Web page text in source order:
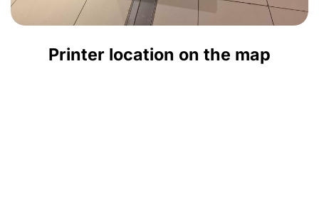
Printer location on the map